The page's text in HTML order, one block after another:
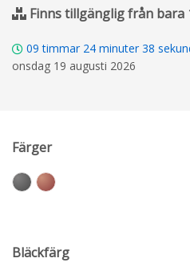
Finns tillgänglig från bara
09 timmar 24 minuter 38
onsdag 19 augusti 2026
Färger
Bläckfärg